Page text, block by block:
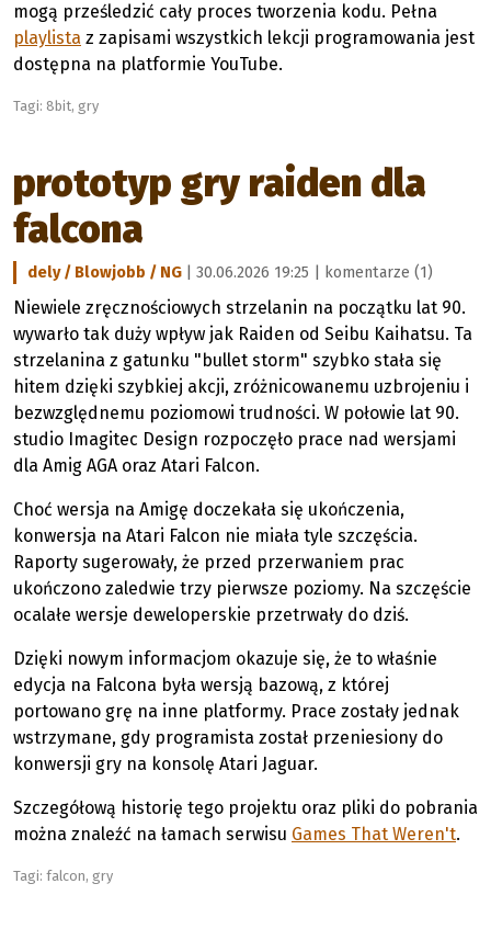
mogą prześledzić cały proces tworzenia kodu. Pełna
playlista z zapisami wszystkich lekcji programowania jest
dostępna na platformie YouTube.
Tagi: 8bit, gry
prototyp gry raiden dla
falcona
dely / Blowjobb / NG | 30.06.2026 19:25 | komentarze (1)
Niewiele zręcznościowych strzelanin na początku lat 90.
wywarło tak duży wpływ jak Raiden od Seibu Kaihatsu. Ta
strzelanina z gatunku "bullet storm" szybko stała się
hitem dzięki szybkiej akcji, zróżnicowanemu uzbrojeniu i
bezwzględnemu poziomowi trudności. W połowie lat 90.
studio Imagitec Design rozpoczęło prace nad wersjami
dla Amig AGA oraz Atari Falcon.
Choć wersja na Amigę doczekała się ukończenia,
konwersja na Atari Falcon nie miała tyle szczęścia.
Raporty sugerowały, że przed przerwaniem prac
ukończono zaledwie trzy pierwsze poziomy. Na szczęście
ocalałe wersje deweloperskie przetrwały do dziś.
Dzięki nowym informacjom okazuje się, że to właśnie
edycja na Falcona była wersją bazową, z której
portowano grę na inne platformy. Prace zostały jednak
wstrzymane, gdy programista został przeniesiony do
konwersji gry na konsolę Atari Jaguar.
Szczegółową historię tego projektu oraz pliki do pobrania
można znaleźć na łamach serwisu Games That Weren't.
Tagi: falcon, gry